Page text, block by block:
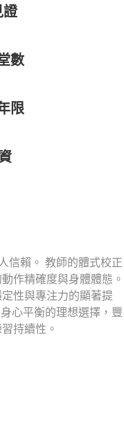
證
數
限
信賴。 教師的體式校正
作精確度與身體體態。
性與專注力的顯著提
心平衡的理想選擇，豐
持續性。